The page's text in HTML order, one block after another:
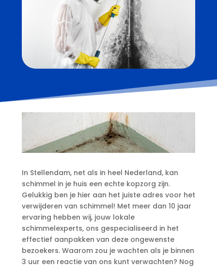
In Stellendam, net als in heel Nederland, kan
schimmel in je huis een echte kopzorg zijn.​
Gelukkig ben je hier aan het juiste adres voor het
verwijderen van schimmel! Met meer dan 10 jaar
ervaring hebben wij, jouw lokale
schimmelexperts, ons gespecialiseerd in het
effectief aanpakken van deze ongewenste
bezoekers.​ Waarom zou je wachten als je binnen
3 uur een reactie van ons kunt verwachten? Nog